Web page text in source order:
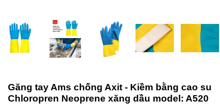
Găng tay Ams chống Axit - Kiềm bằng cao su
Chloropren Neoprene xăng dầu model: A520